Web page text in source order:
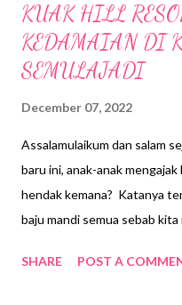
KUAK HILL
KEDAMAIAN DI
SEMULAJADI
December 07, 2022
Assalamulaikum dan salam
baru ini, anak-anak
hendak kemana? Katanya
baju mandi semua sebab
pergi nie...akhirnya diorg
SHARE POST A